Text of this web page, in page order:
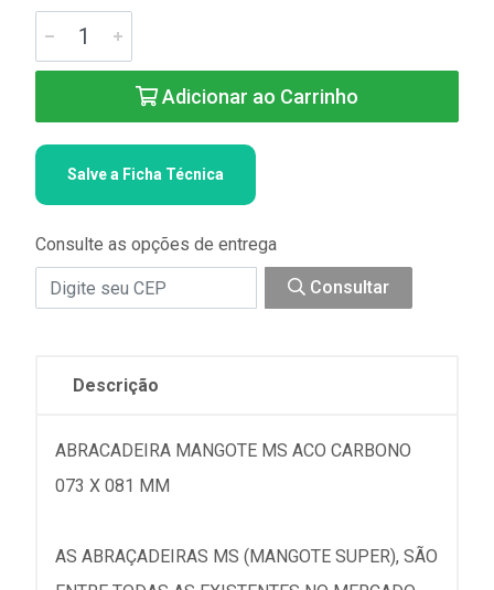
Adicionar ao Carrinho
Salve a Ficha Técnica
Consulte as opções de entrega
Consultar
Descrição
ABRACADEIRA MANGOTE MS ACO CARBONO
073 X 081 MM
AS ABRAÇADEIRAS MS (MANGOTE SUPER), SÃO